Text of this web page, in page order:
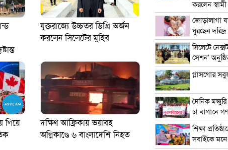
যুক্তরাজ্যে উচ্চতর ডিগ্রি অর্জন
করলেন সিলেটের মুহিব
গিয়ে
দক্ষিণ আফ্রিকায় ভয়াবহ
অগ্নিকাণ্ডে ৬ বাংলাদেশি নিহত
করলেন স্বামী
জোড়ালাগা
ঘুরছেন দরিদ্র
সিলেটে
সেশন’
গ্লাসগোর
দৈনিক
চা বাগানে
শিক্ষা
সবাইকে মনে